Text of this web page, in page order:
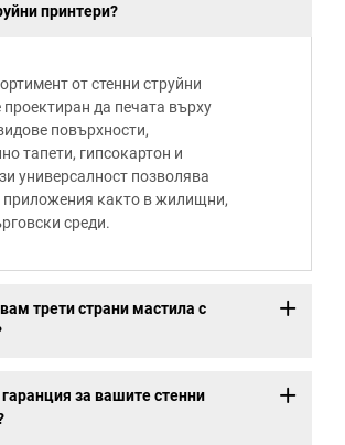
принтери?
от стенни струйни
проектиран да печата върху
повърхности,
тапети, гипсокартон и
универсалност позволява
приложения както в жилищни,
среди.
трети страни мастила с
за вашите стенни